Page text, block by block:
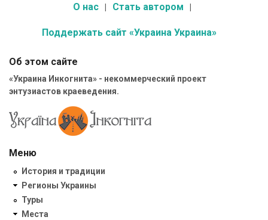
О нас Стать автором
Поддержать сайт «Украина Украина»
Об этом сайте
«Украина Инкогнита» - некоммерческий проект
энтузиастов краеведения.
Меню
История и традиции
Регионы Украины
Туры
Места